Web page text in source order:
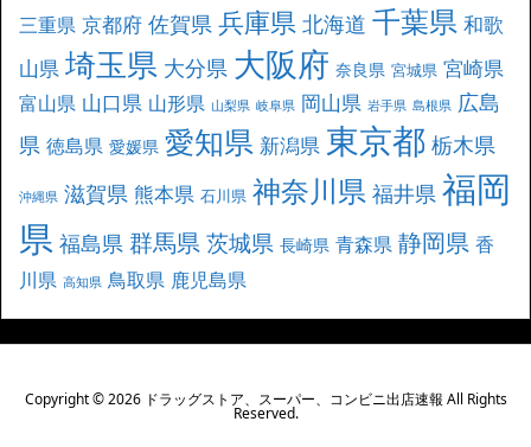
三重県 京都府 佐賀県 兵庫県 北海道 千葉県 和歌
山県 埼玉県 大分県 大阪府 奈良県 宮城県 宮崎県
富山県 山口県 山形県 山梨県 岐阜県 岡山県 岩手県 島根県 広島
県 徳島県 愛媛県 愛知県 新潟県 東京都 栃木県
沖縄県 滋賀県 熊本県 石川県 神奈川県 福井県 福岡
県 福島県 群馬県茨城県 長崎県 青森県 静岡県 香
川県 高知県 鳥取県 鹿児島県
Copyright ©2026 ドラッグストア、スーパー、コンビニ出店速報 All Rights
Reserved.